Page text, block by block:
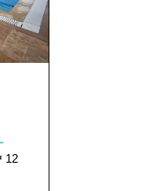
12 יחידות